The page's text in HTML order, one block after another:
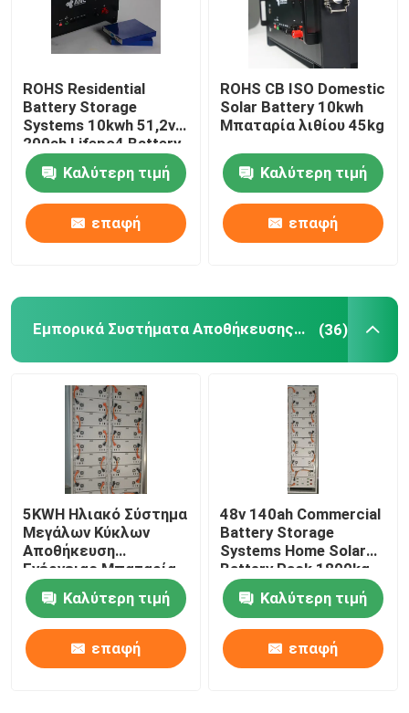
Αρχική Σελίδα
Σχετικά με εμάς
Γύρος εργοστασίων
Ποιοτικός έλεγχος
επαφή
Νέα
Όλες οι περιπτώσεις
ROHS Residential
Battery Storage
Systems 10kwh 51,2v
200ah Lifepo4 Battery
Lithium
Καλύτερη τιμή
επαφή
ROHS CB ISO Domestic
Solar Battery 10kwh
Μπαταρία λιθίου 45kg
Καλύτερη τιμή
επαφή
Εμπορικά Συστήματα Αποθήκευσης Μπαταριών (36)
5KWH Ηλιακό Σύστημα
Μεγάλων Κύκλων
Αποθήκευση
Ενέργειας Μπαταρία
λιθίου 48V 100Ah
Καλύτερη τιμή
επαφή
48v 140ah Commercial
Battery Storage
Systems Home Solar
Battery Pack 1800kg
Καλύτερη τιμή
επαφή